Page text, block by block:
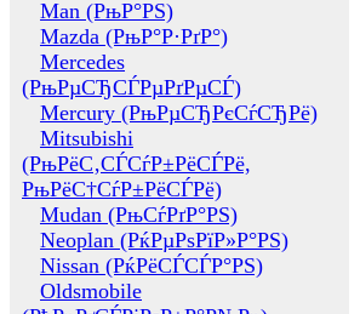
Man (РњР°РЅ)
Mazda (РњР°Р·РґР°)
Mercedes
(РњРµСЂСЃРµРґРµСЃ)
Mercury (РњРµСЂРєСѓСЂРё)
Mitsubishi
(РњРёС‚СЃСѓР±РёСЃРё,
РњРёС†СѓР±РёСЃРё)
Mudan (РњСѓРґР°РЅ)
Neoplan (РќРµРѕРїР»Р°РЅ)
Nissan (РќРёСЃСЃР°РЅ)
Oldsmobile